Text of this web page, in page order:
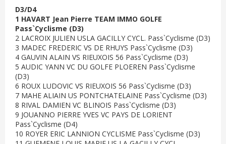
D3/D4
1 HAVART Jean Pierre TEAM IMMO GOLFE
Pass`Cyclisme (D3)
2 LACROIX JULIEN USLA GACILLY CYCL. Pass`Cyclisme (D3)
3 MADEC FREDERIC VS DE RHUYS Pass`Cyclisme (D3)
4 GAUVIN ALAIN VS RIEUXOIS 56 Pass`Cyclisme (D3)
5 AUDIC YANN VC DU GOLFE PLOEREN Pass`Cyclisme
(D3)
6 ROUX LUDOVIC VS RIEUXOIS 56 Pass`Cyclisme (D3)
7 MAHE ALIAIN US PONTCHATELAINE Pass`Cyclisme (D3)
8 RIVAL DAMIEN VC BLINOIS Pass`Cyclisme (D3)
9 JOUANNO PIERRE YVES VC PAYS DE LORIENT
Pass`Cyclisme (D4)
10 ROYER ERIC LANNION CYCLISME Pass`Cyclisme (D3)